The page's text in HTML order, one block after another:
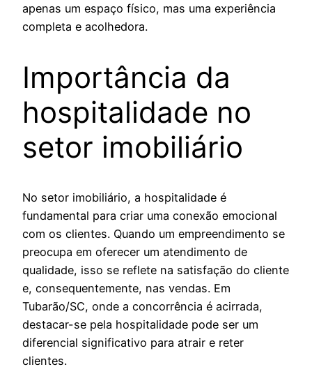
apenas um espaço físico, mas uma experiência
completa e acolhedora.
Importância da
hospitalidade no
setor imobiliário
No setor imobiliário, a hospitalidade é
fundamental para criar uma conexão emocional
com os clientes. Quando um empreendimento se
preocupa em oferecer um atendimento de
qualidade, isso se reflete na satisfação do cliente
e, consequentemente, nas vendas. Em
Tubarão/SC, onde a concorrência é acirrada,
destacar-se pela hospitalidade pode ser um
diferencial significativo para atrair e reter
clientes.